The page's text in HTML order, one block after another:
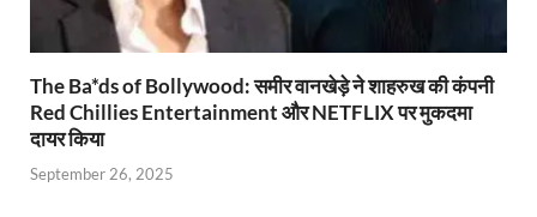
The Ba*ds of Bollywood: समीर वानखेड़े ने शाहरुख की कंपनी
Red Chillies Entertainment और NETFLIX पर मुकदमा
दायर किया
September 26, 2025